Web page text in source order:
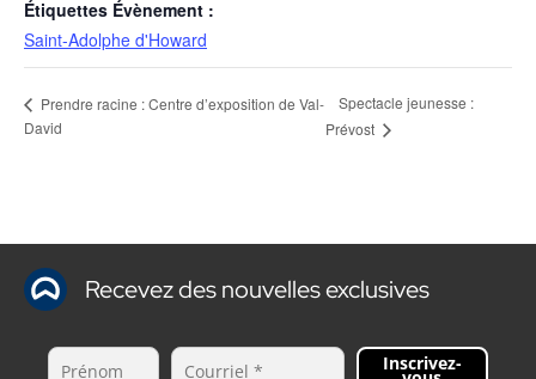
Étiquettes Évènement :
Saint-Adolphe d'Howard
Prendre racine : Centre d’exposition de Val-
David
Spectacle jeunesse :
Prévost
Recevez des nouvelles exclusives
Inscrivez-